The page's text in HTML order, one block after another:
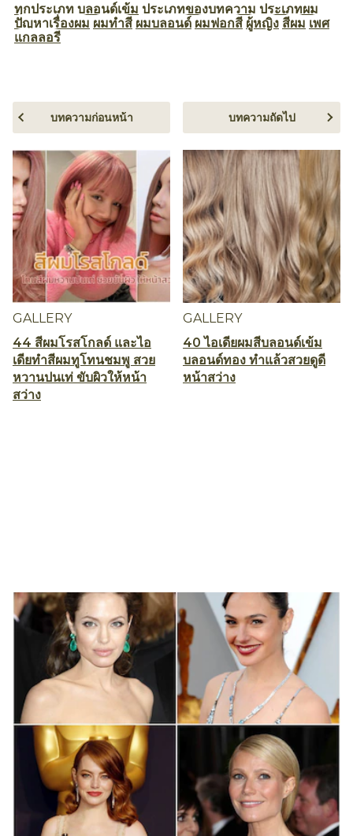
ทุกประเภท บลอนด์เข้ม ประเภทของบทความ ประเภทผม
ปัญหาเรื่องผม ผมทำสี ผมบลอนด์ ผมฟอกสี ผู้หญิง สีผม เพศ
แกลลอรี
GALLERY
44 สีผมโรสโกลด์ และไอ
เดียทำสีผมทูโทนชมพู สวย
หวานปนเท่ ขับผิวให้หน้า
สว่าง
บทความก่อนหน้า
GALLERY
40 ไอเดียผมสีบลอนด์เข้ม
บลอนด์ทอง ทำแล้วสวยดูดี
หน้าสว่าง
บทความถัดไป